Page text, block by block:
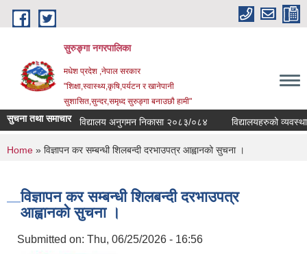
Skip to main content
सुरुङ्‍गा नगरपालिका
मधेश प्रदेश ,नेपाल सरकार
"शिक्षा,स्वास्थ्य,कृषि,पर्यटन र खानेपानी
सुशासित,सुन्दर,समृध्द सुरुङ्गा बनाउछौ हामी"
सुचना तथा समाचारविद्यालय अनुगमन निकासा २०८३/०८४ विद्यालयहरुको
You are here
Home » विज्ञापन कर सम्बन्धी शिलबन्दी दरभाउपत्र आह्वानको सुचना ।
विज्ञापन कर सम्बन्धी शिलबन्दी दरभाउपत्र
आह्वानको सुचना ।
Submitted on: Thu, 06/25/2026 - 16:56